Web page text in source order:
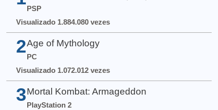
PSP
Visualizado 1.884.080 vezes
2 Age of Mythology
PC
Visualizado 1.072.012 vezes
3 Mortal Kombat: Armageddon
PlayStation 2